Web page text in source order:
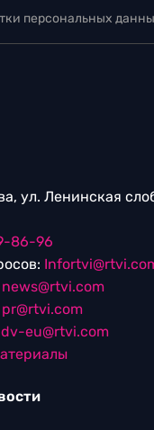
персональных
ул. Ленинская
86-96
news@rtvi.com
pr@rtvi.com
eu@rtvi.com